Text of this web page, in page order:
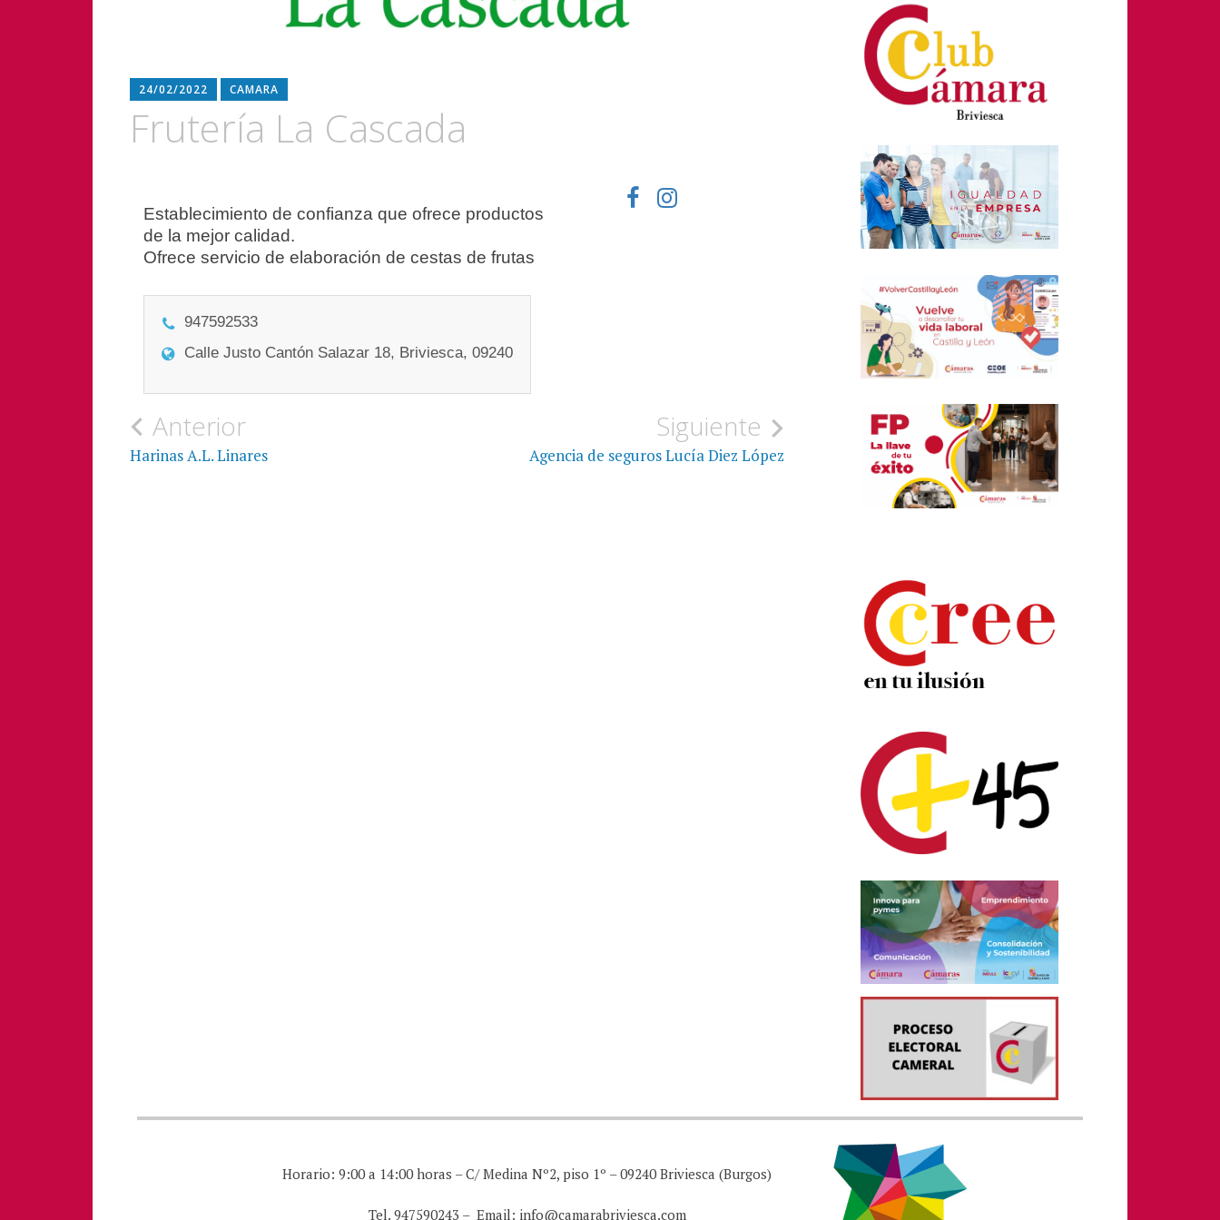
24/02/2022 CAMARA
Frutería La Cascada
Establecimiento de confianza que ofrece productos
de la mejor calidad.
Ofrece servicio de elaboración de cestas de frutas
947592533
Calle Justo Cantón Salazar 18, Briviesca, 09240
Navegación
de
entradas
Anterior
Harinas A.L. Linares
Siguiente
Agencia de seguros Lucía Diez López
Horario: 9:00 a 14:00 horas – C/ Medina Nº2, piso 1º – 09240 Briviesca (Burgos)
Tel. 947590243 – Email: info@camarabriviesca.com